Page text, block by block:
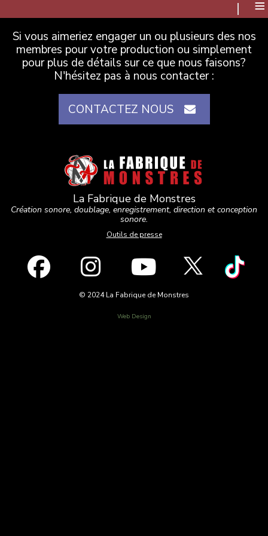
≡
Si vous aimeriez engager un ou plusieurs des nos
membres pour votre production ou simplement
pour plus de détails sur ce que nous faisons?
N'hésitez pas à nous contacter :
CONTACTEZ NOUS
La Fabrique de Monstres
Création sonore, doublage, enregistrement, direction et conception
sonore.
Outils de presse
© 2024 La Fabrique de Monstres
Web Design